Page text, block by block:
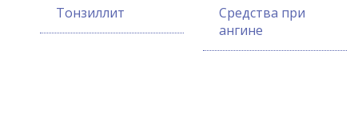
Тонзиллит
Средства при
ангине